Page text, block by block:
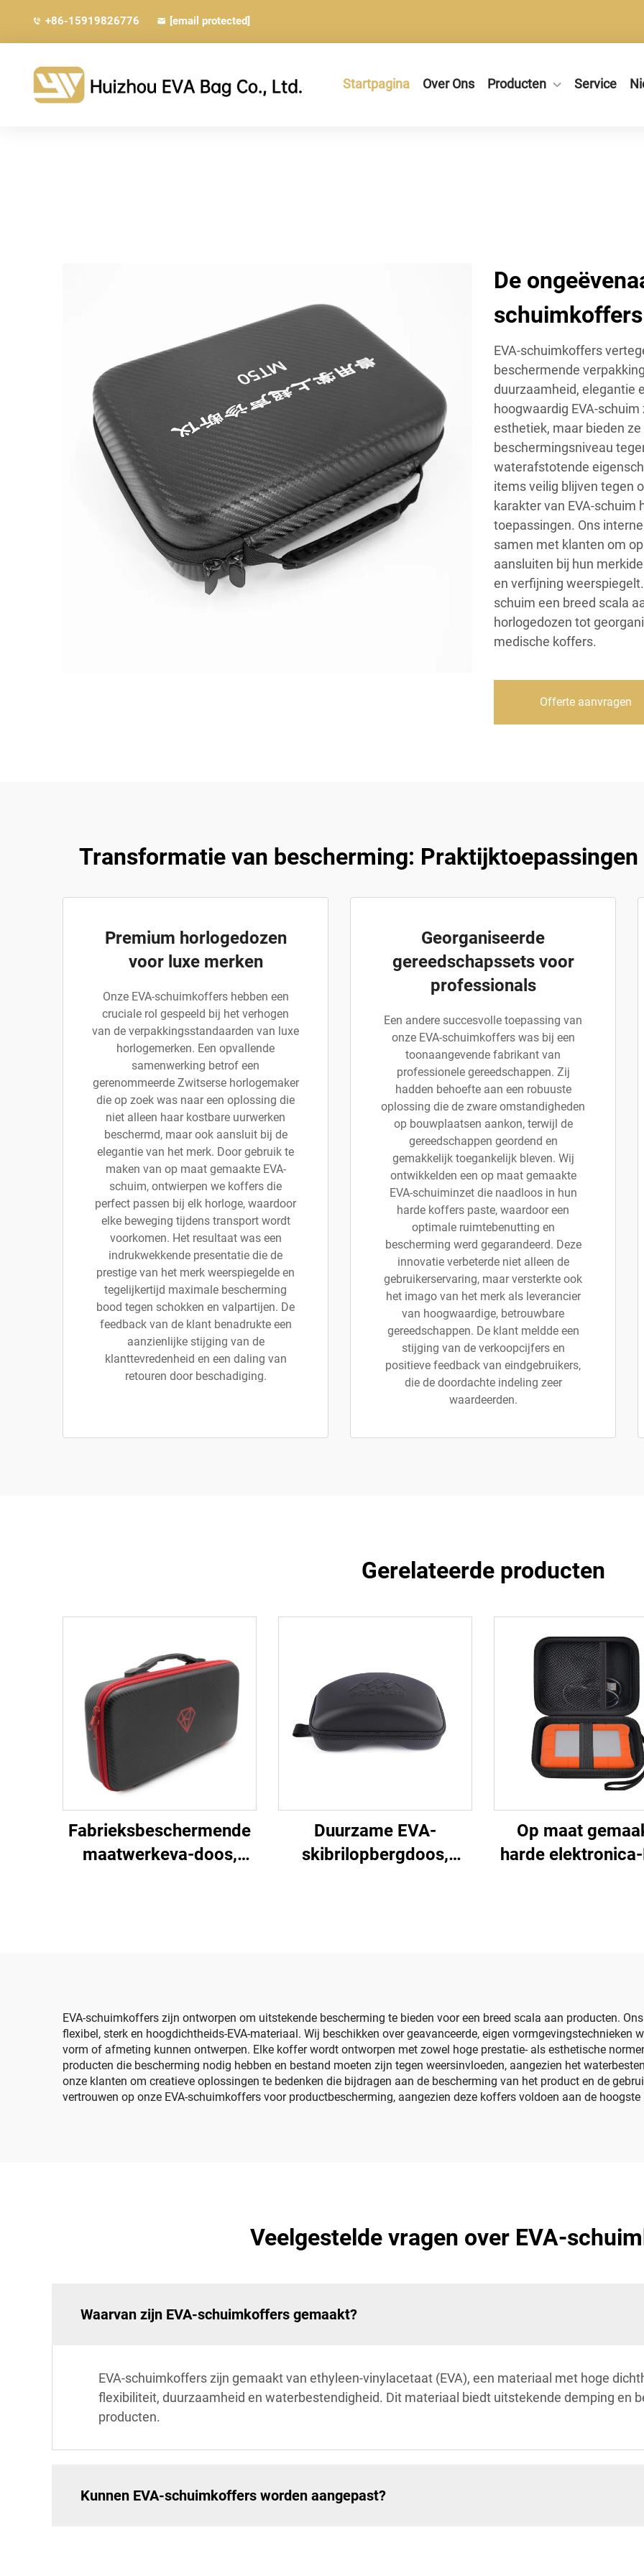
+86-15919826776 [email protected]
Startpagina Over Ons Producten Service
De
schuimkoffers
EVA-schuimkoffers
beschermende
duurzaamheid, elegantie
hoogwaardig EVA-
esthetiek, maar bieden
beschermingsniveau
waterafstotende
items veilig blijven tegen
karakter van EVA-
toepassingen. Ons
samen met klanten om
aansluiten bij hun
en verfijning
schuim een breed scala
horlogedozen tot
medische koffers.
Offerte aanvragen
Transformatie van bescherming:
Premium horlogedozen
voor luxe merken
Onze EVA-schuimkoffers hebben een
cruciale rol gespeeld bij het verhogen
van de verpakkingsstandaarden van luxe
horlogemerken. Een opvallende
samenwerking betrof een
gerenommeerde Zwitserse horlogemaker
die op zoek was naar een oplossing die
niet alleen haar kostbare uurwerken
beschermd, maar ook aansluit bij de
elegantie van het merk. Door gebruik te
maken van op maat gemaakte EVA-
schuim, ontwierpen we koffers die
perfect passen bij elk horloge, waardoor
elke beweging tijdens transport wordt
voorkomen. Het resultaat was een
indrukwekkende presentatie die de
prestige van het merk weerspiegelde en
tegelijkertijd maximale bescherming
bood tegen schokken en valpartijen. De
feedback van de klant benadrukte een
aanzienlijke stijging van de
klanttevredenheid en een daling van
retouren door beschadiging.
Georganiseerde
gereedschapssets voor
professionals
Een andere succesvolle toepassing van
onze EVA-schuimkoffers was bij een
toonaangevende fabrikant van
professionele gereedschappen. Zij
hadden behoefte aan een robuuste
oplossing die de zware omstandigheden
op bouwplaatsen aankon, terwijl de
gereedschappen geordend en
gemakkelijk toegankelijk bleven. Wij
ontwikkelden een op maat gemaakte
EVA-schuiminzet die naadloos in hun
harde koffers paste, waardoor een
optimale ruimtebenutting en
bescherming werd gegarandeerd. Deze
innovatie verbeterde niet alleen de
gebruikerservaring, maar versterkte ook
het imago van het merk als leverancier
van hoogwaardige, betrouwbare
gereedschappen. De klant meldde een
stijging van de verkoopcijfers en
positieve feedback van eindgebruikers,
die de doordachte indeling zeer
waardeerden.
Gerelateerde producten
Fabrieksbeschermende
maatwerkeva-doos,
Duurzame EVA-
skibrilopbergdoos,
Op maat
harde
EVA-schuimkoffers zijn ontworpen om uitstekende bescherming te bieden voor een breed scala aan producten.
flexibel, sterk en hoogdichtheids-EVA-materiaal. Wij beschikken over geavanceerde, eigen vormgevingstechnieken
vorm of afmeting kunnen ontwerpen. Elke koffer wordt ontworpen met zowel hoge prestatie- als esthetische
producten die bescherming nodig hebben en bestand moeten zijn tegen weersinvloeden, aangezien het
onze klanten om creatieve oplossingen te bedenken die bijdragen aan de bescherming van het product en de
vertrouwen op onze EVA-schuimkoffers voor productbescherming, aangezien deze koffers voldoen aan de
Veelgestelde vragen over EVA-
Waarvan zijn EVA-schuimkoffers gemaakt?
EVA-schuimkoffers zijn gemaakt van ethyleen-vinylacetaat (EVA), een materiaal met hoge
flexibiliteit, duurzaamheid en waterbestendigheid. Dit materiaal biedt uitstekende demping en
producten.
Kunnen EVA-schuimkoffers worden aangepast?